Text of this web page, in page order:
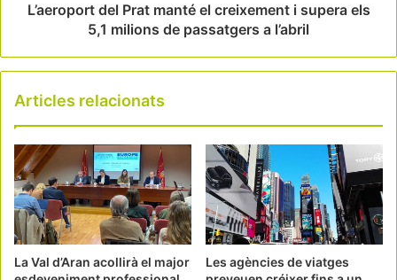
L’aeroport del Prat manté el creixement i supera els
5,1 milions de passatgers a l’abril
Articles relacionats
La Val d’Aran acollirà el major
Les agències de viatges